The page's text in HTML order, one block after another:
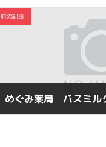
前の記事
めぐみ薬局 バスミル